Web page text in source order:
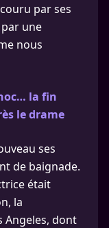
par ses
une
nous
la fin
le drame
ses
de baignade.
était
la
Angeles, dont